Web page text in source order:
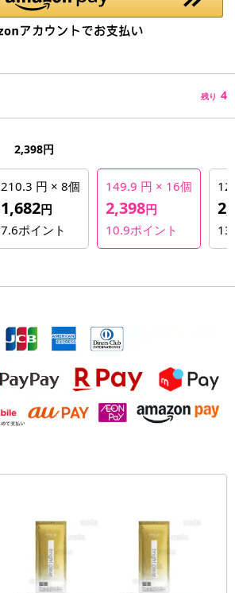
残り 4
2,398円
210.3 円 × 8個
1,682円
7.6ポイント
149.9 円 × 16個
2,398円
10.9ポイント